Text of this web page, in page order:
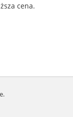
cena.